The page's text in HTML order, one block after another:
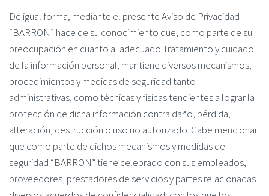
De igual forma, mediante el presente Aviso de Privacidad
“BARRON” hace de su conocimiento que, como parte de su
preocupación en cuanto al adecuado Tratamiento y cuidado
de la información personal, mantiene diversos mecanismos,
procedimientos y medidas de seguridad tanto
administrativas, como técnicas y físicas tendientes a lograr la
protección de dicha información contra daño, pérdida,
alteración, destrucción o uso no autorizado. Cabe mencionar
que como parte de dichos mecanismos y medidas de
seguridad “BARRON” tiene celebrado con sus empleados,
proveedores, prestadores de servicios y partes relacionadas